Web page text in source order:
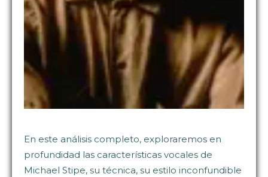
En este análisis completo, exploraremos en
profundidad las características vocales de
Michael Stipe, su técnica, su estilo inconfundible